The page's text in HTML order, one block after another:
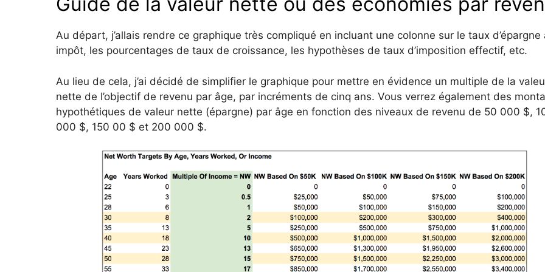
Au départ, j’allais rendre ce graphique très compliqué en incluant une colonne sur le taux d’épargne
impôt, les pourcentages de taux de croissance, les hypothèses de taux d’imposition effectif, etc.
Au lieu de cela, j’ai décidé de simplifier le graphique pour mettre en évidence un multiple de la
nette de l’objectif de revenu par âge, par incréments de cinq ans. Vous verrez également des
hypothétiques de valeur nette (épargne) par âge en fonction des niveaux de revenu de 50 000 $,
000 $, 150 00 $ et 200 000 $.